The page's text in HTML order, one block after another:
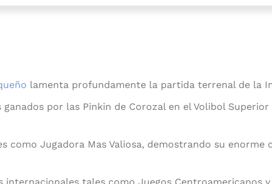
lamenta profundamente la partida terrenal de la
por las Pinkin de Corozal en el Volibol Superior
como Jugadora Mas Valiosa, demostrando su